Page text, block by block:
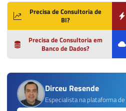
Precisa de Consultoria de
BI?
Precisa de Consultoria em
Banco de Dados?
Dirceu Resende
Especialista na plataforma